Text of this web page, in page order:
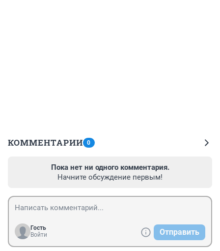
КОММЕНТАРИИ 0
Пока нет ни одного комментария.
Начните обсуждение первым!
Гость
Войти
Отправить